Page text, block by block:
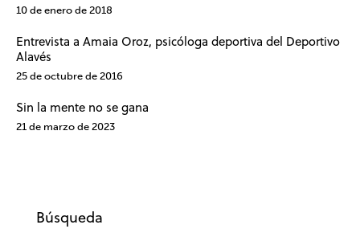
10 de enero de 2018
Entrevista a Amaia Oroz, psicóloga deportiva del Deportivo
Alavés
25 de octubre de 2016
Sin la mente no se gana
21 de marzo de 2023
Búsqueda